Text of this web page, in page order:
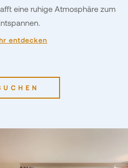
eine ruhige Atmosphäre zum
entdecken